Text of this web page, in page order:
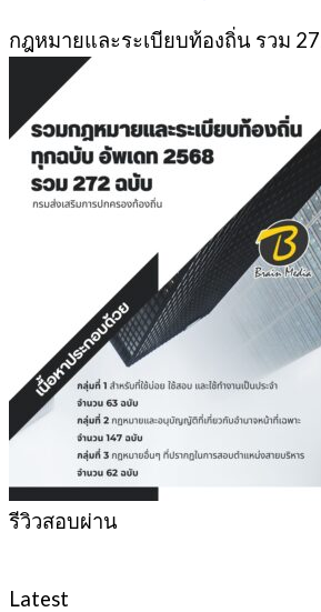
กฎหมายและระเบียบท้องถิ่น รวม
รีวิวสอบผ่าน
Latest